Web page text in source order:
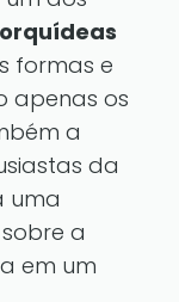
orquídeas
formas e
apenas os
a
da
uma
a
em um